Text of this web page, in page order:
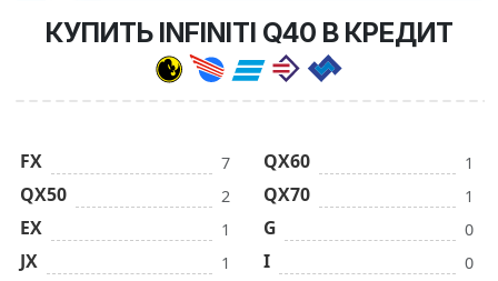
КУПИТЬ INFINITI Q40 В КРЕДИТ
FX 7
QX50 2
EX 1
JX 1
QX60 1
QX70 1
G 0
I 0